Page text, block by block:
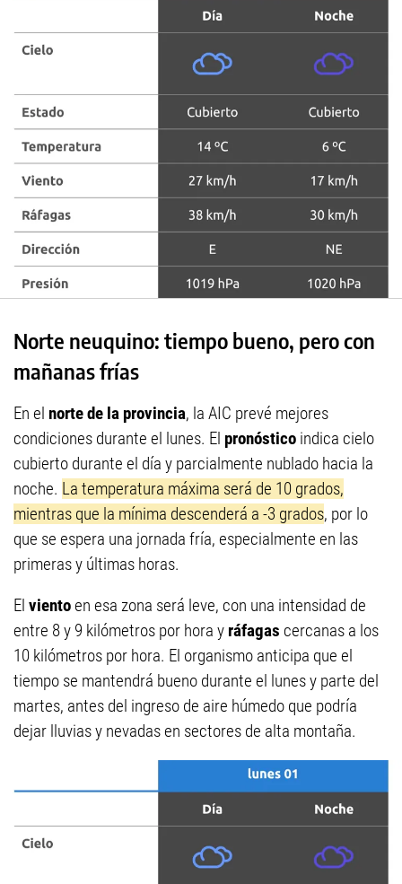
Norte neuquino: tiempo bueno, pero con
mañanas frías
En el norte de la provincia, la AIC prevé mejores
condiciones durante el lunes. El pronóstico indica cielo
cubierto durante el día y parcialmente nublado hacia la
noche. La temperatura máxima será de 10 grados,
mientras que la mínima descenderá a -3 grados, por lo
que se espera una jornada fría, especialmente en las
primeras y últimas horas.
El vientoen esa zona será leve, con una intensidad de
entre 8 y 9 kilómetros por hora y ráfagas cercanas a los
10 kilómetros por hora. El organismo anticipa que el
tiempo se mantendrá bueno durante el lunes y parte del
martes, antes del ingreso de aire húmedo que podría
dejar lluvias y nevadas en sectores de alta montaña.